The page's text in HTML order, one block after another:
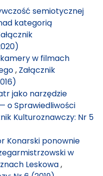
semiotycznej
kategorią
w filmach
, Załącznik
jako narzędzie
o Sprawiedliwości
Kulturoznawczy: Nr 5
Konarski ponownie
w
Leskowa,